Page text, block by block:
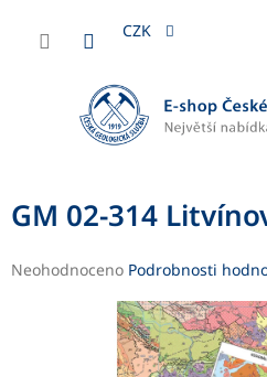
obsah
CZK
GM 02-314
Průměrné
Neohodnoceno Podrobnosti